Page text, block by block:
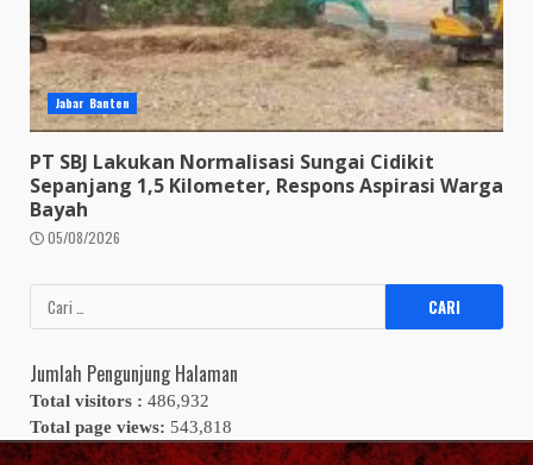
Jabar Banten
PT SBJ Lakukan Normalisasi Sungai Cidikit
Sepanjang 1,5 Kilometer, Respons Aspirasi Warga
Bayah
05/08/2026
Cari
untuk:
Jumlah Pengunjung Halaman
Total visitors : 486,932
Total page views: 543,818